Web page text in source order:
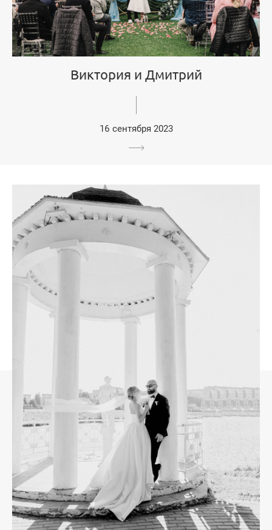
Виктория и Дмитрий
16 сентября 2023